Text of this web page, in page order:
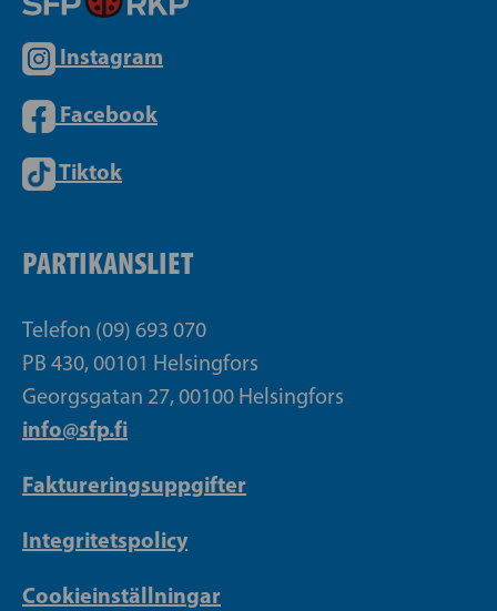
Instagram
Facebook
Tiktok
PARTIKANSLIET
Telefon (09) 693 070
PB 430, 00101 Helsingfors
Georgsgatan 27, 00100 Helsingfors
info@sfp.fi
Faktureringsuppgifter
Integritetspolicy
Cookieinställningar